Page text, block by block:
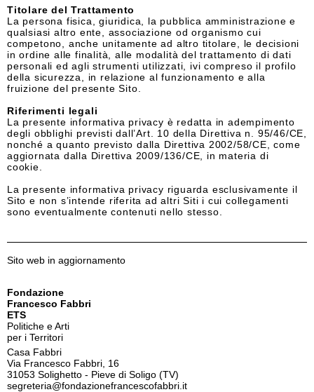
Titolare del Trattamento
La persona fisica, giuridica, la pubblica amministrazione e
qualsiasi altro ente, associazione od organismo cui
competono, anche unitamente ad altro titolare, le decisioni
in ordine alle finalità, alle modalità del trattamento di dati
personali ed agli strumenti utilizzati, ivi compreso il profilo
della sicurezza, in relazione al funzionamento e alla
fruizione del presente Sito.
Riferimenti legali
La presente informativa privacy è redatta in adempimento
degli obblighi previsti dall’Art. 10 della Direttiva n. 95/46/CE,
nonché a quanto previsto dalla Direttiva 2002/58/CE, come
aggiornata dalla Direttiva 2009/136/CE, in materia di
cookie.
La presente informativa privacy riguarda esclusivamente il
Sito e non s’intende riferita ad altri Siti i cui collegamenti
sono eventualmente contenuti nello stesso.
Sito web in aggiornamento
Fondazione
Francesco Fabbri
ETS
Politiche e Arti
per i Territori
Casa Fabbri
Via Francesco Fabbri, 16
31053 Solighetto - Pieve di Soligo (TV)
segreteria@fondazionefrancescofabbri.it